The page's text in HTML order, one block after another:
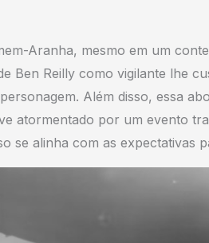
Aranha, mesmo em um
Ben Reilly como vigilante lhe
Além disso, essa
atormentado por um evento
se alinha com as expectativas